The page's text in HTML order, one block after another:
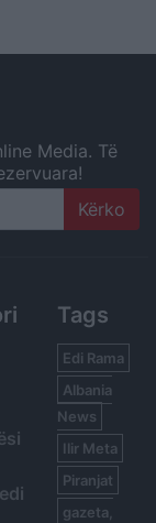
Media. Të
Tags
Edi Rama
Albania
News
Ilir Meta
Piranjat
gazeta,